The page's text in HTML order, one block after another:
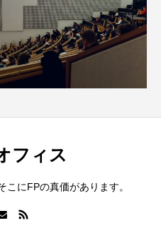
フィス
こにFPの真価があります。